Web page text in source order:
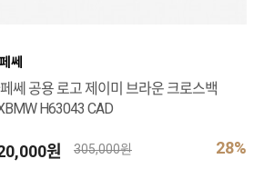
쎄
쎄 공용 로고 제이미 브라운 크로스백
H63043 CAD
원 28%
305,000원